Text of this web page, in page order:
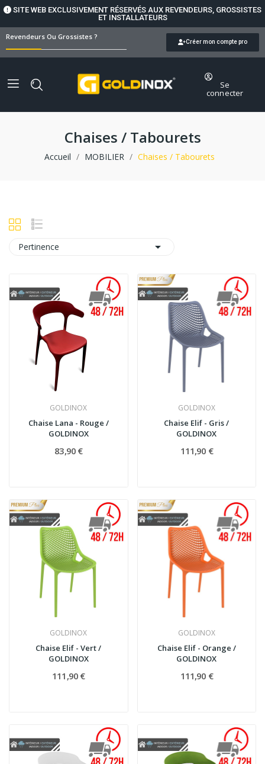
SITE WEB EXCLUSIVEMENT RÉSERVÉS AUX REVENDEURS, GROSSISTES
ET INSTALLATEURS
Revendeurs Ou Grossistes ?
Créer mon compte pro
Se
connecter
Chaises / Tabourets
Accueil MOBILIER Chaises / Tabourets
Pertinence 
GOLDINOX
Chaise Lana - Rouge /
GOLDINOX
83,90 €
GOLDINOX
Chaise Elif - Gris /
GOLDINOX
111,90 €
GOLDINOX
Chaise Elif - Vert /
GOLDINOX
111,90 €
GOLDINOX
Chaise Elif - Orange /
GOLDINOX
111,90 €